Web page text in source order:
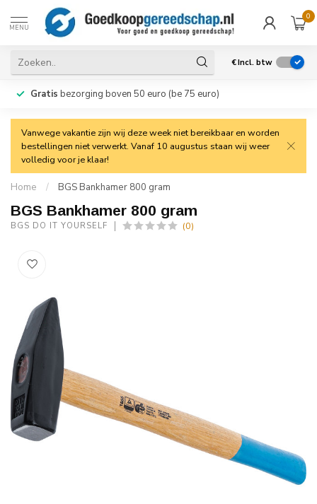
MENU
0
€Incl. btw
Gratis bezorging boven 50 euro (be 75 euro)
Vanwege vakantie zijn wij deze week niet bereikbaar en worden
bestellingen niet verwerkt. Vanaf 10 augustus staan wij weer
volledig voor je klaar!
Home / BGS Bankhamer 800 gram
BGS Bankhamer 800 gram
BGS DO IT YOURSELF (0)